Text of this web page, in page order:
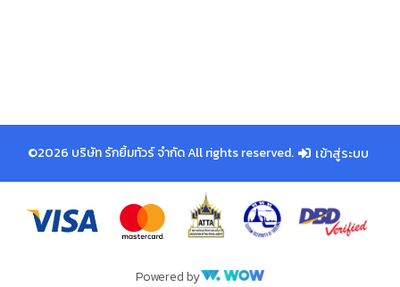
©2026 บริษัท รักยิ้มทัวร์ จำกัด All rights reserved. เข้าสู่ระบบ
Powered by